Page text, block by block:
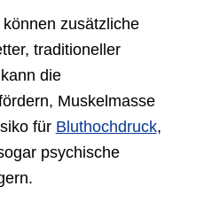
zusätzliche
traditioneller
die
Muskelmasse
für Bluthochdruck,
psychische